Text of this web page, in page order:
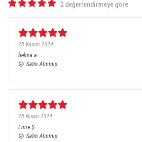
2 değerlendirmeye göre
28 Kasım 2024
belma a.
Satın Alınmış
28 Nisan 2024
Emre Ş.
Satın Alınmış